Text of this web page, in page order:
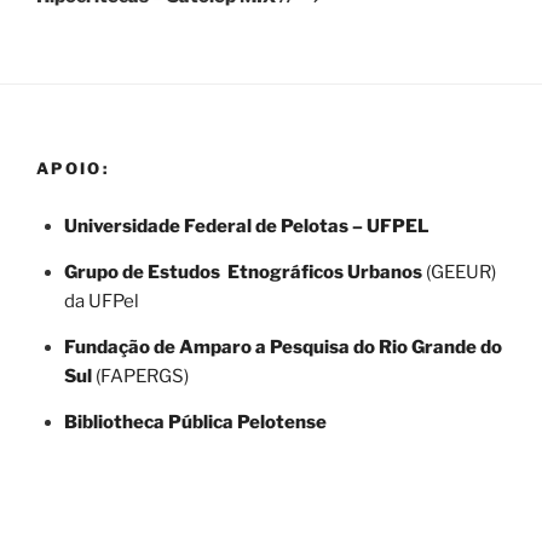
APOIO:
Universidade Federal de Pelotas – UFPEL
Grupo de Estudos Etnográficos Urbanos(GEEUR)
da UFPel
Fundação de Amparo a Pesquisa do Rio Grande do
Sul (FAPERGS)
Bibliotheca Pública Pelotense